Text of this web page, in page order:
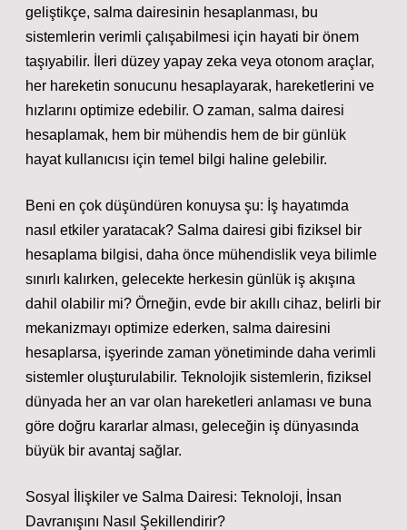
geliştikçe, salma dairesinin hesaplanması, bu
sistemlerin verimli çalışabilmesi için hayati bir önem
taşıyabilir. İleri düzey yapay zeka veya otonom araçlar,
her hareketin sonucunu hesaplayarak, hareketlerini ve
hızlarını optimize edebilir. O zaman, salma dairesi
hesaplamak, hem bir mühendis hem de bir günlük
hayat kullanıcısı için temel bilgi haline gelebilir.
Beni en çok düşündüren konuysa şu: İş hayatımda
nasıl etkiler yaratacak? Salma dairesi gibi fiziksel bir
hesaplama bilgisi, daha önce mühendislik veya bilimle
sınırlı kalırken, gelecekte herkesin günlük iş akışına
dahil olabilir mi? Örneğin, evde bir akıllı cihaz, belirli bir
mekanizmayı optimize ederken, salma dairesini
hesaplarsa, işyerinde zaman yönetiminde daha verimli
sistemler oluşturulabilir. Teknolojik sistemlerin, fiziksel
dünyada her an var olan hareketleri anlaması ve buna
göre doğru kararlar alması, geleceğin iş dünyasında
büyük bir avantaj sağlar.
Sosyal İlişkiler ve Salma Dairesi: Teknoloji, İnsan
Davranışını Nasıl Şekillendirir?